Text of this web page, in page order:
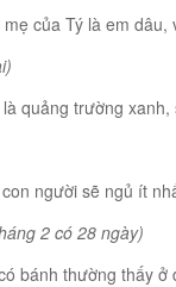
của Tý là em
quảng trường
người sẽ ngủ ít
2 có 28 ngày)
bánh thường thấy ở